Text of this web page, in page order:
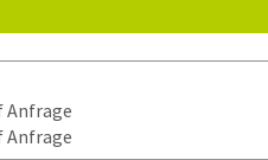
Anfrage
Anfrage